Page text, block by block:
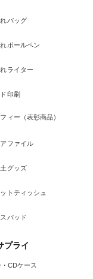
バッグ
ボールペン
ライター
印刷
フィー（表彰商品）
ファイル
グッズ
トティッシュ
パッド
プライ
・CDケース